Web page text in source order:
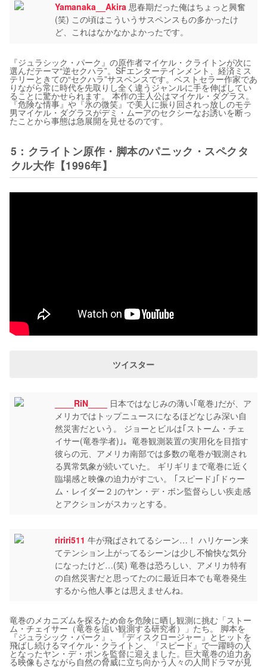
Yamanaka__Akira 思春期だった俺はちょっと興奮
(笑) この頃はこういうサスペンスもの多かったけ
ど、これはなかなかよかったです。
『ジュラシック・パーク』の原作者マイケル・クライトンが次に
選んだテーマ“逆セクハラ”。SFエンターテインメント、経済ミス
テリーときての“セクハラ”サスペンスです。ベストセラー作家であ
りながら常に時代を先取りし全く違うジャンルに手を伸ばしてい
ることに驚かせられます。 本作の主人公はマイケル・ダグラス。
『危険な情事』や『氷の微笑』で美人に振り回されっ放しのモテ
男マイケル・ダグラスがデミ・ムーアのセクシーなお誘いを断っ
たことから事態は急展開を見せるのです。
5：クライトン原作・脚本のパニック・スペクタ
クル大作【1996年】
ツイスター
____RiN____
日本ではなじみの薄い｢竜巻｣だが、ア
メリカではトップニュースになるほどなじみ深い自
然災害だという。 ジョーとビルは｢ストーム・チェ
イサー(竜巻学者)｣。竜巻観測装置の実用化を目指す
彼らの元、アメリカ南部では多数の竜巻が観測され
る異常気象が続いていた。 ギリギリまで竜巻に近く
臨場感と映像の迫力がすごい。 ｢スピード｣｢ドゥー
ム・レイダー２｣のヤン・デ・ボン監督らしい疾走感
とアクションがスカッとする。
ririri511 牛が飛ばされてるシーン…！ ハリケーン来
てテンション上がってるシーンは少し不愉快な気分
になったけど…(笑) 竜巻は恐ろしい、アメリカ特有
の自然災害だと思ってたのに最近日本でも竜巻発生
するから他人事とは思えませんね。
竜巻のメカニズムを探るため命を危険に晒し観測に挑む「ストー
ム・チェイサー（竜巻を追い観測する研究者）」たち。 脚本を
『ジュラシック・パーク』、『ディスクロージャー』とヒットを
飛ばし続けるマイケル・クライトン、『スピード』で一躍時の人
となったヤン・デ・ポンを監督に迎えました。巨大竜巻の迫力あ
る映像もさながら自然の脅威に立ち向かう人々の人間ドラマが見